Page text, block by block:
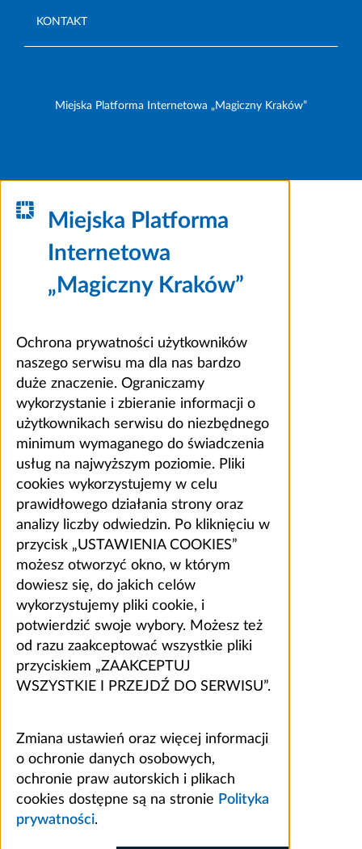
KONTAKT
Miejska Platforma Internetowa „Magiczny Kraków”
Miejska Platforma
Internetowa
„Magiczny Kraków”
Ochrona prywatności użytkowników
naszego serwisu ma dla nas bardzo
duże znaczenie. Ograniczamy
wykorzystanie i zbieranie informacji o
użytkownikach serwisu do niezbędnego
minimum wymaganego do świadczenia
usług na najwyższym poziomie. Pliki
cookies wykorzystujemy w celu
prawidłowego działania strony oraz
analizy liczby odwiedzin. Po kliknięciu w
przycisk „USTAWIENIA COOKIES”
możesz otworzyć okno, w którym
dowiesz się, do jakich celów
wykorzystujemy pliki cookie, i
potwierdzić swoje wybory. Możesz też
od razu zaakceptować wszystkie pliki
przyciskiem „ZAAKCEPTUJ
WSZYSTKIE I PRZEJDŹ DO SERWISU”.
Zmiana ustawień oraz więcej informacji
o ochronie danych osobowych,
ochronie praw autorskich i plikach
cookies dostępne są na stronie Polityka
prywatności.